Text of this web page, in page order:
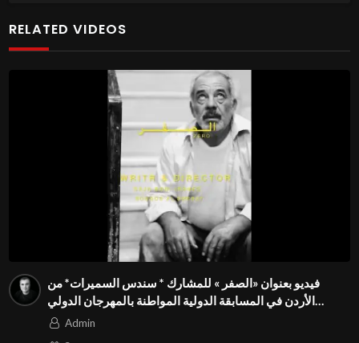
RELATED VIDEOS
فيديو بعنوان «الصفر » للمشارك * سندس السميرات* من
الأردن في المسابقة الدولية المواطنة بالمهرجان الدولي
Season3 FIVS
Admin